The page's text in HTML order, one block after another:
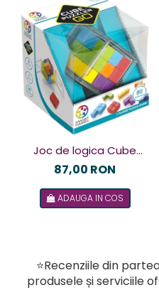
Joc de logica Cube
Puzzler Go, Smart
87,00 RON
ADAUGA IN COS
⭐Recenziile din
produsele și serviciile